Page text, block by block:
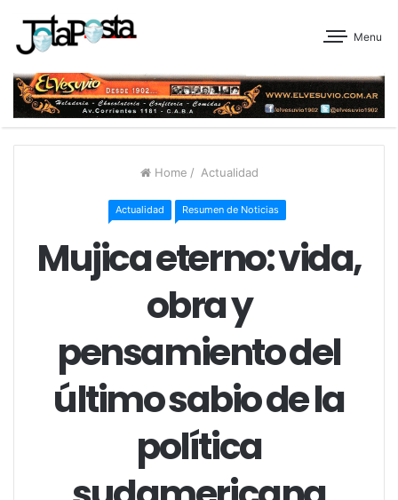
Menu
Home / Actualidad
Actualidad Resumen de Noticias
Mujica eterno: vida,
obra y
pensamiento del
último sabio de la
política